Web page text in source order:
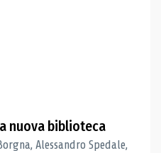
nuova biblioteca
Alessandro Spedale,